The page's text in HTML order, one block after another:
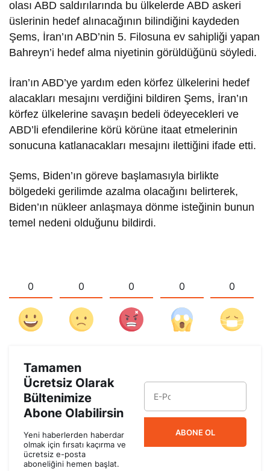
olası ABD saldırılarında bu ülkelerde ABD askeri
üslerinin hedef alınacağının bilindiğini kaydeden
Şems, İran’ın ABD’nin 5. Filosuna ev sahipliği yapan
Bahreyn’i hedef alma niyetinin görüldüğünü söyledi.
İran’ın ABD’ye yardım eden körfez ülkelerini hedef
alacakları mesajını verdiğini bildiren Şems, İran’ın
körfez ülkelerine savaşın bedeli ödeyecekleri ve
ABD’li efendilerine körü körüne itaat etmelerinin
sonucuna katlanacakları mesajını ilettiğini ifade etti.
Şems, Biden’ın göreve başlamasıyla birlikte
bölgedeki gerilimde azalma olacağını belirterek,
Biden’ın nükleer anlaşmaya dönme isteğinin bunun
temel nedeni olduğunu bildirdi.
0 0 0 0 0
Tamamen
Ücretsiz Olarak
Bültenimize
Abone Olabilirsin
Yeni haberlerden haberdar
olmak için fırsatı kaçırma ve
ücretsiz e-posta
aboneliğini hemen başlat.
ABONE OL